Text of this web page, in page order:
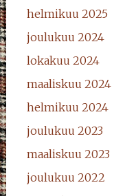
helmikuu 2025
joulukuu 2024
lokakuu 2024
maaliskuu 2024
helmikuu 2024
joulukuu 2023
maaliskuu 2023
joulukuu 2022